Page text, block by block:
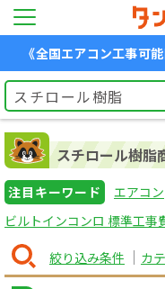
《全国エアコン工事可
スチロール樹脂
注目キーワード エアコン
ビルトインコンロ 標準工事
絞り込み条件 カ